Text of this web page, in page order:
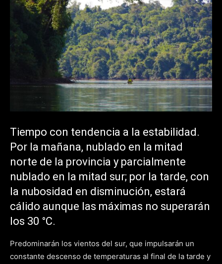
Tiempo con tendencia a la estabilidad.
Por la mañana, nublado en la mitad
norte de la provincia y parcialmente
nublado en la mitad sur; por la tarde, con
la nubosidad en disminución, estará
cálido aunque las máximas no superarán
los 30 °C.
Predominarán los vientos del sur, que impulsarán un
constante descenso de temperaturas al final de la tarde y